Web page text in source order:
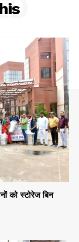
को स्टोरेज बिन